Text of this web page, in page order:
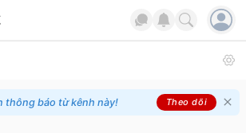
thông báo từ kênh này! Theo dõi